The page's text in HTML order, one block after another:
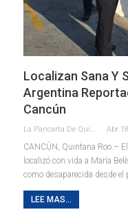
Localizan Sana Y
Argentina
Cancún
La Pancarta De Quintana Roo Abr
CANCÚN, Quintana Roo.–
localizó con vida a María
como desaparecida desde el
LEE MAS...